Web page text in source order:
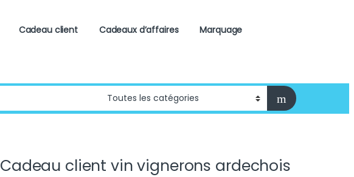
Cadeau client Cadeaux d’affaires Marquage
Cadeau client vin vignerons ardechois